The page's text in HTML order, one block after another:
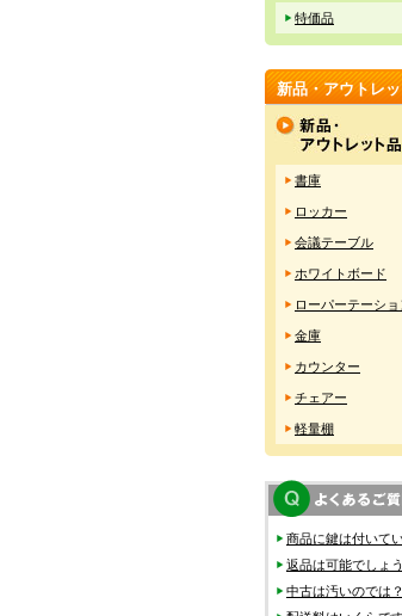
特価品
新品・アウトレ
書庫
ロッカー
会議テーブル
ホワイトボード
ローパーテーショ
金庫
カウンター
チェアー
軽量棚
商品に鍵は付いて
返品は可能でしょ
中古は汚いのでは？